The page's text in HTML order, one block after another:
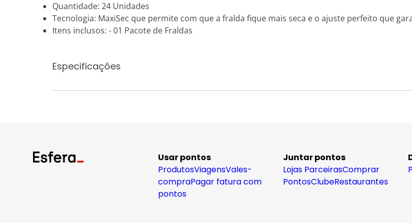
Quantidade: 24 Unidades
Tecnologia: MaxiSec que permite com que a fralda fique mais seca e o ajuste perfeito que
Itens inclusos: - 01 Pacote de Fraldas
Especificações
Usar pontos
ProdutosViagensVales-
compraPagar fatura com
pontos
Juntar pontos
Lojas ParceirasComprar
PontosClubeRestaurantes